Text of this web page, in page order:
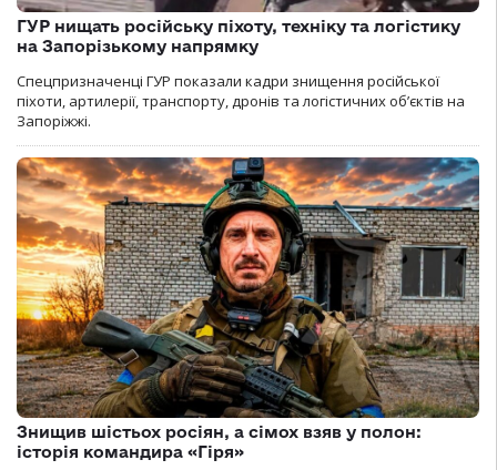
ГУР нищать російську піхоту, техніку та логістику
на Запорізькому напрямку
Спецпризначенці ГУР показали кадри знищення російської
піхоти, артилерії, транспорту, дронів та логістичних об’єктів на
Запоріжжі.
Знищив шістьох росіян, а сімох взяв у полон:
історія командира «Гіря»